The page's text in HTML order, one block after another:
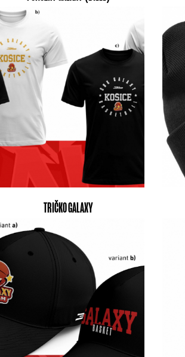
TRIČKO GALAXY